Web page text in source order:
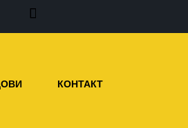
КОНТАКТ